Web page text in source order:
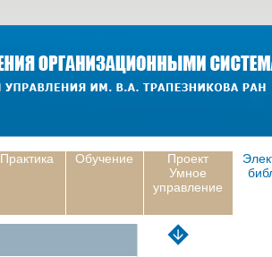
Практика Обучение
Проект
Умное
управление